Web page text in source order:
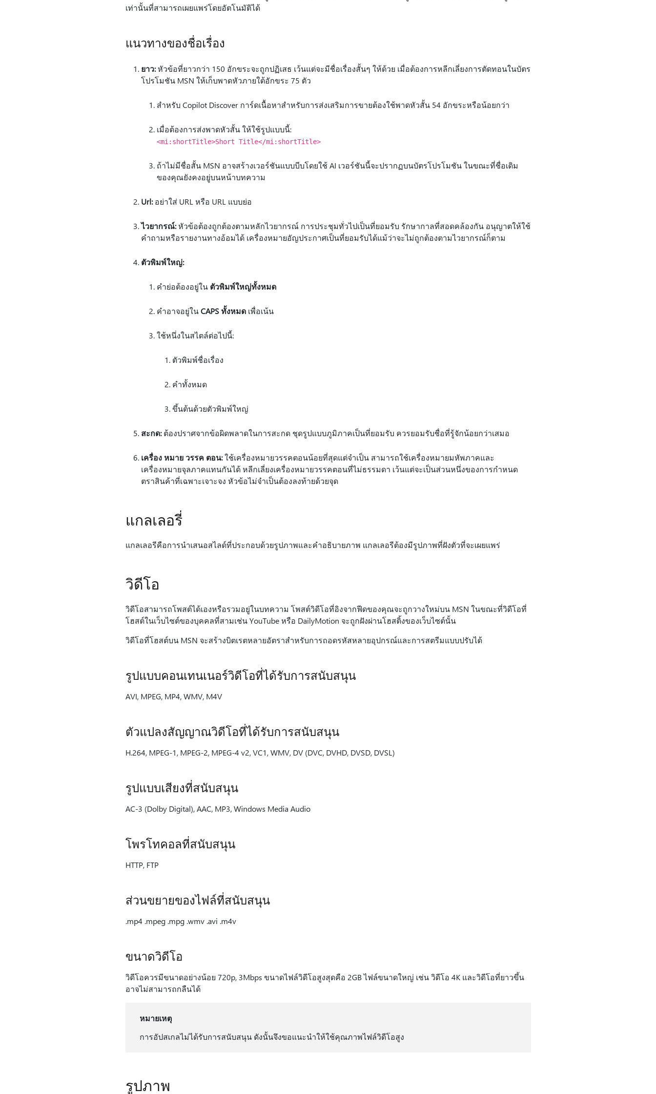
เท่านั้นที่สามารถเผยแพร่โดยอัตโนมัติได้
แนวทางของชื่อเรื่อง
ยาว:หัวข้อที่ยาวกว่า 150 อักขระจะถูกปฏิเสธ เว้นแต่จะมีชื่อเรื่องสั้นๆ ให้ด้วย เมื่อต้องการหลีกเลี่ยงการตัดทอนในบัตร
โปรโมชัน MSN ให้เก็บพาดหัวภายใต้อักขระ 75 ตัว
สําหรับ Copilot Discover การ์ดเนื้อหาสําหรับการส่งเสริมการขายต้องใช้พาดหัวสั้น 54 อักขระหรือน้อยกว่า
เมื่อต้องการส่งพาดหัวสั้น ให้ใช้รูปแบบนี้:
<mi:shortTitle>Short Title</mi:shortTitle>
ถ้าไม่มีชื่อสั้น MSN อาจสร้างเวอร์ชันแบบบีบโดยใช้ AI เวอร์ชันนี้จะปรากฏบนบัตรโปรโมชัน ในขณะที่ชื่อเดิม
ของคุณยังคงอยู่บนหน้าบทความ
Url:อย่าใส่ URL หรือ URL แบบย่อ
ไวยากรณ์:หัวข้อต้องถูกต้องตามหลักไวยากรณ์ การประชุมทั่วไปเป็นที่ยอมรับ รักษากาลที่สอดคล้องกัน อนุญาตให้ใช้
คําถามหรือรายงานทางอ้อมได้ เครื่องหมายอัญประกาศเป็นที่ยอมรับได้แม้ว่าจะไม่ถูกต้องตามไวยากรณ์ก็ตาม
ตัวพิมพ์ใหญ่:
คําย่อต้องอยู่ใน ตัวพิมพ์ใหญ่ทั้งหมด
คําอาจอยู่ในCAPS ทั้งหมดเพื่อเน้น
ใช้หนึ่งในสไตล์ต่อไปนี้:
ตัวพิมพ์ชื่อเรื่อง
คําทั้งหมด
ขึ้นต้นด้วยตัวพิมพ์ใหญ่
สะกด:ต้องปราศจากข้อผิดพลาดในการสะกด ชุดรูปแบบภูมิภาคเป็นที่ยอมรับ ควรยอมรับชื่อที่รู้จักน้อยกว่าเสมอ
เครื่อง หมาย วรรค ตอน:ใช้เครื่องหมายวรรคตอนน้อยที่สุดแต่จําเป็น สามารถใช้เครื่องหมายมหัพภาคและ
เครื่องหมายจุลภาคแทนกันได้ หลีกเลี่ยงเครื่องหมายวรรคตอนที่ไม่ธรรมดา เว้นแต่จะเป็นส่วนหนึ่งของการกําหนด
ตราสินค้าที่เฉพาะเจาะจง หัวข้อไม่จําเป็นต้องลงท้ายด้วยจุด
แกลเลอรี่
แกลเลอรีคือการนําเสนอสไลด์ที่ประกอบด้วยรูปภาพและคําอธิบายภาพ แกลเลอรีต้องมีรูปภาพที่ฝังตัวที่จะเผยแพร่
วิดีโอ
วิดีโอสามารถโพสต์ได้เองหรือรวมอยู่ในบทความ โพสต์วิดีโอที่อิงจากฟีดของคุณจะถูกวางใหม่บน MSN ในขณะที่วิดีโอที่
โฮสต์ในเว็บไซต์ของบุคคลที่สามเช่น YouTube หรือ DailyMotion จะถูกฝังผ่านโฮสติ้งของเว็บไซต์นั้น
วิดีโอที่โฮสต์บน MSN จะสร้างบิตเรตหลายอัตราสําหรับการถอดรหัสหลายอุปกรณ์และการสตรีมแบบปรับได้
รูปแบบคอนเทนเนอร์วิดีโอที่ได้รับการสนับสนุน
AVI, MPEG, MP4, WMV, M4V
ตัวแปลงสัญญาณวิดีโอที่ได้รับการสนับสนุน
H.264, MPEG-1, MPEG-2, MPEG-4 v2, VC1, WMV, DV (DVC, DVHD, DVSD, DVSL)
รูปแบบเสียงที่สนับสนุน
AC-3 (Dolby Digital), AAC, MP3, Windows Media Audio
โพรโทคอลที่สนับสนุน
HTTP, FTP
ส่วนขยายของไฟล์ที่สนับสนุน
.mp4 .mpeg .mpg .wmv .avi .m4v
ขนาดวิดีโอ
วิดีโอควรมีขนาดอย่างน้อย 720p, 3Mbps ขนาดไฟล์วิดีโอสูงสุดคือ 2GB ไฟล์ขนาดใหญ่ เช่น วิดีโอ 4K และวิดีโอที่ยาวขึ้น
อาจไม่สามารถกลืนได้
หมายเหตุ
การอัปสเกลไม่ได้รับการสนับสนุน ดังนั้นจึงขอแนะนําให้ใช้คุณภาพไฟล์วิดีโอสูง
รูปภาพ